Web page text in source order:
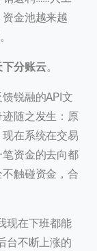
金池越来越
下分账云。
锐融的API文
随之发生：原
在系统在交易
资金的去向都
触碰资金，合
现在下班都能
台不断上涨的